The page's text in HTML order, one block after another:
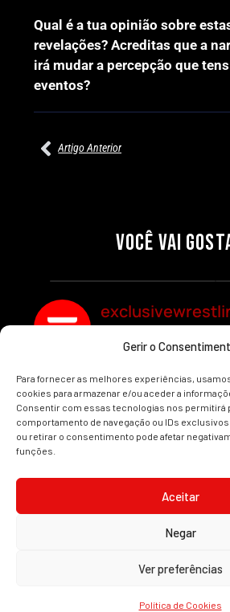
Gerir o
Para fornecer as melhores experiências,
cookies para armazenar e/ou aceder a
Consentir com essas tecnologias nos permitirá
comportamento de navegação ou IDs
ou retirar o consentimento pode afetar
funções.
Aceitar
Negar
Ver preferências
Política de Cookies
Qual é a tua opinião sobre
revelações? Acreditas que a
irá mudar a percepção que
eventos?
Artigo Anterior
VOCÊ VAI
SEGMENTOS A NÃO PERDER
Por exclusivewrestling
Ver mais Artigos
seus respetivos
Política de